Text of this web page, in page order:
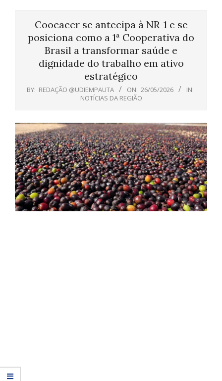
Coocacer se antecipa à NR-1 e se
posiciona como a 1ª Cooperativa do
Brasil a transformar saúde e
dignidade do trabalho em ativo
estratégico
BY: REDAÇÃO @UDIEMPAUTA ON: 26/05/2026
IN:
NOTÍCIAS DA REGIÃO